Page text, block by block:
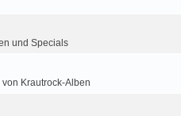
und Specials
Krautrock-Alben